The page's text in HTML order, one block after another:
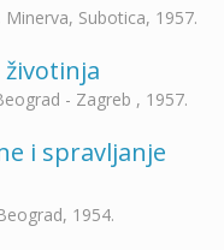
Subotica, 1957.
- Zagreb , 1957.
i spravljanje
1954.